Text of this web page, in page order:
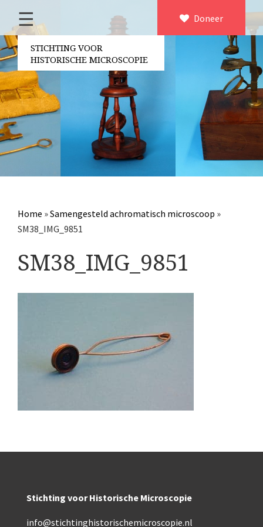
×
Home
Over ons
Contact
Bestuur
Vrijwilligers
Partners
Jaarverslagen
Microscopen
Overige optische instrumenten
Elektrische meetapparatuur
Boeken
Divers
Images
Culpeper (ca. 1735)
volgens Culpeper (1750-1780)
Doneer
☰
STICHTING VOOR
HISTORISCHE MICROSCOPIE
Home »Samengesteld achromatisch microscoop »
SM38_IMG_9851
SM38_IMG_9851
Stichting voor Historische Microscopie
info@stichtinghistorischemicroscopie.nl